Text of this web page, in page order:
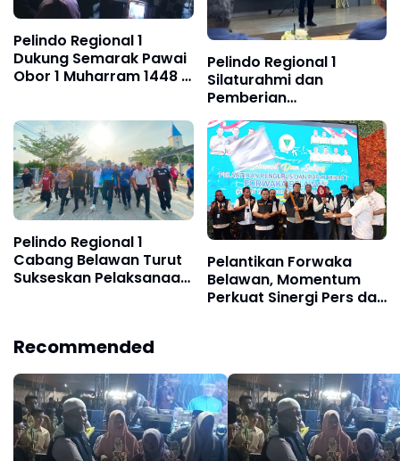
Pelindo Regional 1
Dukung Semarak Pawai
Obor 1 Muharram 1448 H
Pelindo Regional 1
Silaturahmi dan
Pemberian
Cinderamata Pensiunan
Pelindo Regional 1
Cabang Belawan Turut
Sukseskan Pelaksanaan
Pelantikan Forwaka
Belawan, Momentum
Perkuat Sinergi Pers dan
Recommended